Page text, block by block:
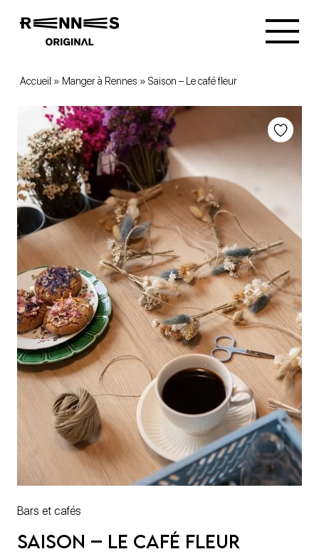
Accueil » Manger à Rennes » Saison – Le café fleur
Bars et cafés
Saison – Le Café fleur